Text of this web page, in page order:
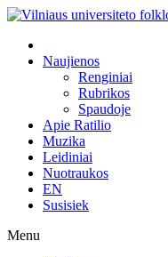
Naujienos
Renginiai
Rubrikos
Spaudoje
Apie Ratilio
Muzika
Leidiniai
Nuotraukos
EN
Susisiek
Menu